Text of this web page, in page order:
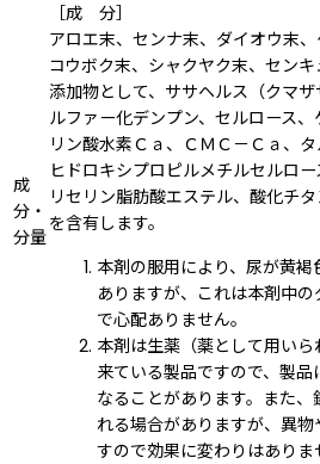
成
分・
分量
［成 分］
アロエ末、センナ末、ダイオウ末、
コウボク末、シャクヤク末、センキ
添加物として、ササヘルス（クマ
ルファー化デンプン、セルロース、
リン酸水素Ｃａ、ＣＭＣ－Ｃａ、タ
ヒドロキシプロピルメチルセルロ
リセリン脂肪酸エステル、酸化チ
を含有します。
本剤の服用により、尿が黄
ありますが、これは本剤中
で心配ありません。
本剤は生薬（薬として用い
来ている製品ですので、製
なることがあります。また
れる場合がありますが、異
すので効果に変わりはありま